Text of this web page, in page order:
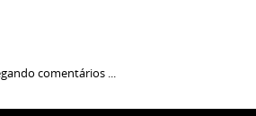
comentários ...